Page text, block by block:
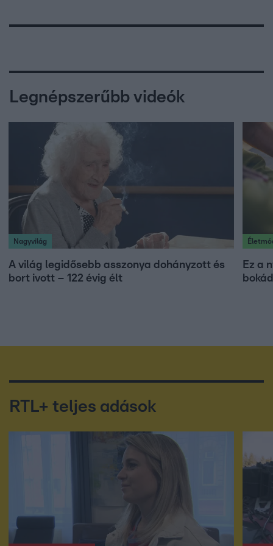
Legnépszerűbb videók
Nagyvilág
A világ legidősebb asszonya dohányzott és
bort ivott – 122 évig élt
Ez a
RTL+ teljes adások